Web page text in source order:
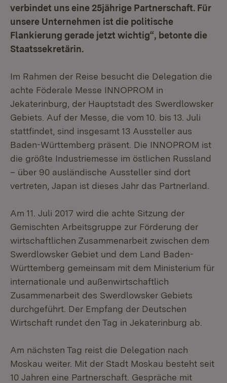
verbindet uns eine 25jährige Partnerschaft. Für
unsere Unternehmen ist die politische
Flankierung gerade jetzt wichtig“, betonte die
Staatssekretärin.
Im Rahmen der Reise besucht die Delegation die
achte Föderale Messe INNOPROM in
Jekaterinburg, der Hauptstadt des Swerdlowsker
Gebiets. Auf der Messe, die vom 10. bis 13. Juli
stattfindet, sind insgesamt 13 Aussteller aus
Baden-Württemberg präsent. Die INNOPROM ist
die größte Industriemesse im östlichen Russland
– über 90 ausländische Aussteller sind dort
vertreten, Japan ist dieses Jahr das Partnerland.
Am 11. Juli 2017 wird die achte Sitzung der
Gemischten Arbeitsgruppe zur Förderung der
wirtschaftlichen Zusammenarbeit zwischen dem
Swerdlowsker Gebiet und dem Land Baden-
Württemberg gemeinsam mit dem Ministerium für
internationale und außenwirtschaftlich
Zusammenarbeit des Swerdlowsker Gebiets
durchgeführt. Der Empfang der Deutschen
Wirtschaft rundet den Tag in Jekaterinburg ab.
Am nächsten Tag reist die Delegation nach
Moskau weiter. Mit der Stadt Moskau besteht seit
10 Jahren eine Partnerschaft. Gespräche mit